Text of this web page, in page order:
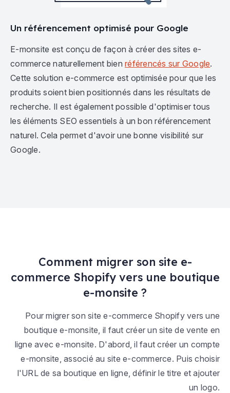
Un référencement optimisé pour Google
E-monsite est conçu de façon à créer des sites e-
commerce naturellement bien référencés sur Google.
Cette solution e-commerce est optimisée pour que les
produits soient bien positionnés dans les résultats de
recherche. Il est également possible d'optimiser tous
les éléments SEO essentiels à un bon référencement
naturel. Cela permet d'avoir une bonne visibilité sur
Google.
Comment migrer son site e-
commerce Shopify vers une boutique
e-monsite ?
Pour migrer son site e-commerce Shopify vers une
boutique e-monsite, il faut créer un site de vente en
ligne avec e-monsite. D'abord, il faut créer un compte
e-monsite, associé au site e-commerce. Puis choisir
l'URL de sa boutique en ligne, définir le titre et ajouter
un logo.